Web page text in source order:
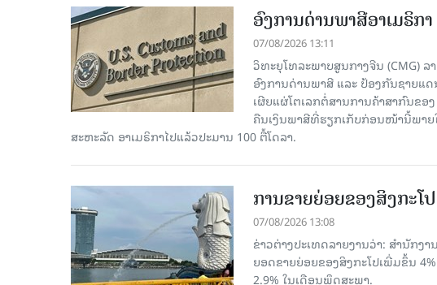
ອົງການດ່ານພາສີອາເມຣິກ
07/08/2026 13:11
ວິທະຍຸໂທລະພາບສູນກາງຈີນ (CMG)
ອົງການດ່ານພາສີ ແລະ ປ້ອງກັນຊາຍແ
ເຜີຍແຜ່ໂຕເລກຕໍ່ສານການຄ້າສາກົນຂອ
ຄືນເງິນພາສີທີ່ຮຽກເກັບກ່ອນໜ້ານີ້ພາຍ
ສະຫະລັດ ອາເມຣິກາໄປແລ້ວປະມານ 100 ຕື້ໂດລາ.
ການຂາຍຍ່ອຍຂອງສິງກະໂ
07/08/2026 13:08
ຂ່າວຕ່າງປະເທດລາຍງານວ່າ: ສຳນັກງ
ຍອດຂາຍຍ່ອຍຂອງສິງກະໂປເພີ່ມຂຶ້ນ
2.9% ໃນເດືອນພຶດສະພາ.